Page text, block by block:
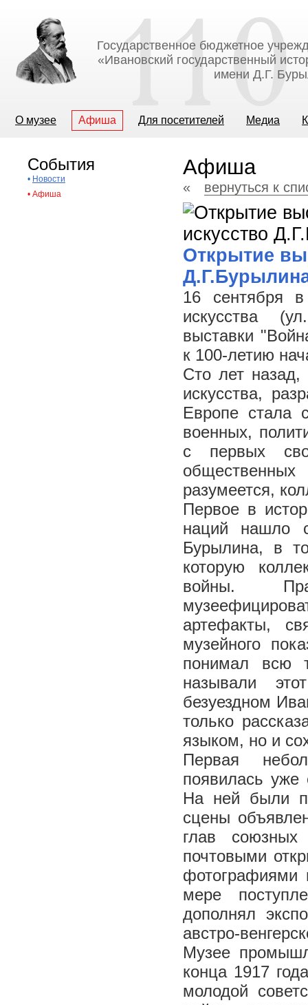
Государственное бюджетное
«Ивановский государственный
имени Д.Г.
О музее Афиша Для посетителей Медиа
События
• Новости
• Афиша
Афиша
« вернуться к
Открытие
16 сентября
искусства
выставки
к 100-летию
Сто лет
искусства,
Европе стала
военных,
с первых
разумеется,
Первое в
наций нашло
Бурылина, в
которую
войны.
артефакты,
музейного
понимал всю
называли
безуездном
только
языком, но и
Первая
появилась
На ней были
сцены
глав
почтовыми
фотографиями
мере
дополнял
австро-
Музее
конца 1917
молодой